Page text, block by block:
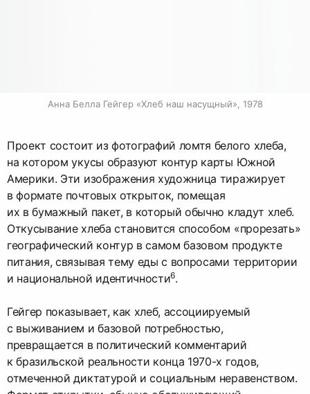
Анна Белла Гейгер «Хлеб наш насущный», 1978
Проект состоит из фотографий ломтя белого хлеба,
на котором укусы образуют контур карты Южной
Америки. Эти изображения художница тиражирует
в формате почтовых открыток, помещая
их в бумажный пакет, в который обычно кладут хлеб.
Откусывание хлеба становится способом «прорезать»
географический контур в самом базовом продукте
питания, связывая тему еды с вопросами территории
и национальной идентичности6.​
Гейгер показывает, как хлеб, ассоциируемый
с выживанием и базовой потребностью,
превращается в политический комментарий
к бразильской реальности конца 1970-х годов,
отмеченной диктатурой и социальным неравенством.